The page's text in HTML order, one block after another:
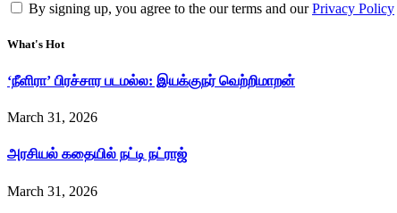
By signing up, you agree to the our terms and ourPrivacy Policy
What's Hot
‘நீளிரா’ பிரச்சார படமல்ல: இயக்குநர் வெற்றிமாறன்
March 31, 2026
அரசியல் கதையில் நட்டி நட்ராஜ்
March 31, 2026